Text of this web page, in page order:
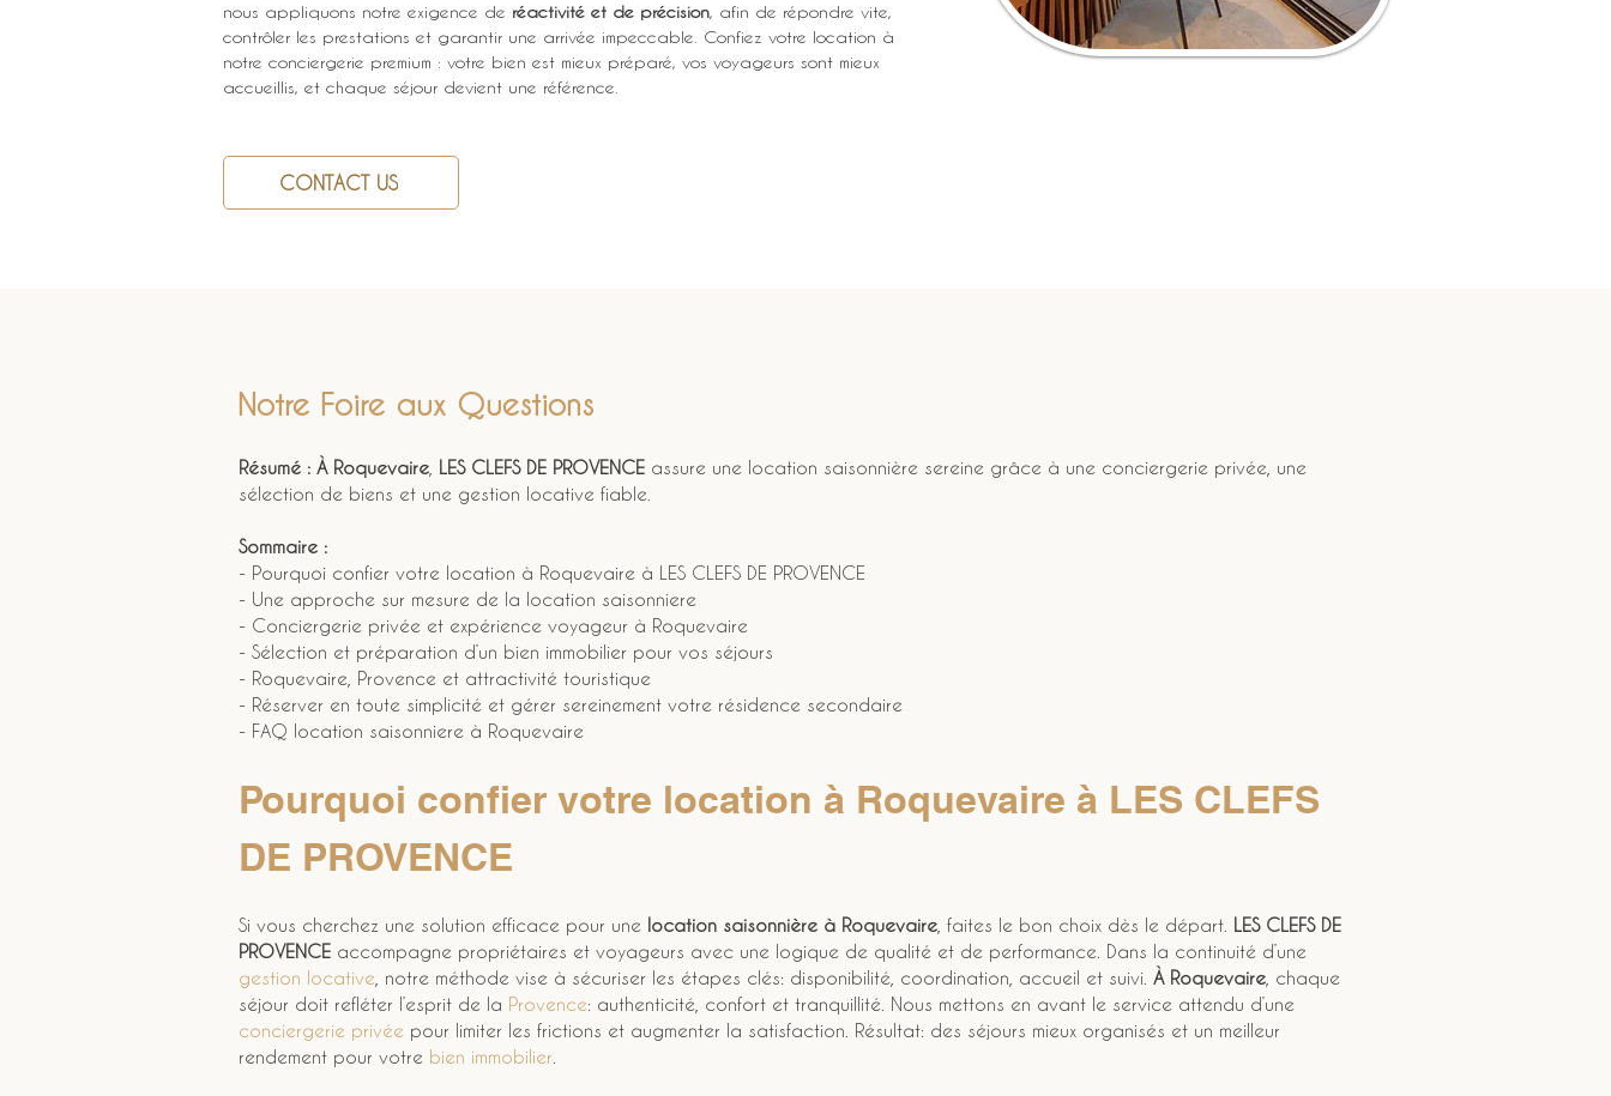
nous appliquons notre exigence de réactivité et de précision, afin de répondre vite,
contrôler les prestations et garantir une arrivée impeccable. Confiez votre location à
notre conciergerie premium : votre bien est mieux préparé, vos voyageurs sont mieux
accueillis, et chaque séjour devient une référence.
CONTACT US
Notre Foire aux Questions
Résumé : À Roquevaire LES CLEFS DE PROVENCE assure une location saisonnière sereine grâce à une conciergerie privée, une
sélection de biens et une gestion locative fiable.
Sommaire :
- Pourquoi confier votre location à Roquevaire à LES CLEFS DE PROVENCE
- Une approche sur mesure de la location saisonniere
- Conciergerie privée et expérience voyageur à Roquevaire
- Sélection et préparation d’un bien immobilier pour vos séjours
- Roquevaire, Provence et attractivité touristique
- Réserver en toute simplicité et gérer sereinement votre résidence secondaire
- FAQ location saisonniere à Roquevaire
Pourquoi confier votre location à Roquevaire à LES CLEFS
DE PROVENCE
Si vous cherchez une solution efficace pour une location saisonnière à Roquevaire , faites le bon choix dès le départ. LES CLEFS DE
PROVENCE accompagne propriétaires et voyageurs avec une logique de qualité et de performance. Dans la continuité d’une
gestion locative , notre méthode vise à sécuriser les étapes clés: disponibilité, coordination, accueil et suivi. À Roquevaire , chaque
séjour doit refléter l’esprit de la Provence: authenticité, confort et tranquillité. Nous mettons en avant le service attendu d’une
conciergerie privée pour limiter les frictions et augmenter la satisfaction. Résultat: des séjours mieux organisés et un meilleur
rendement pour votre bien immobilier